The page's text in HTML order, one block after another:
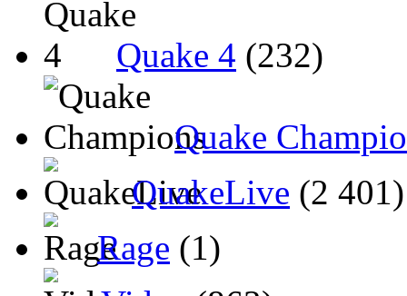
Quake 4 (232)
Quake
QuakeLive (2 401)
Rage (1)